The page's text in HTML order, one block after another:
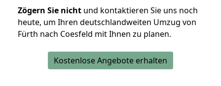
Zögern Sie nicht und kontaktieren Sie uns noch
heute, um Ihren deutschlandweiten Umzug von
Fürth nach Coesfeld mit Ihnen zu planen.
Kostenlose Angebote erhalten